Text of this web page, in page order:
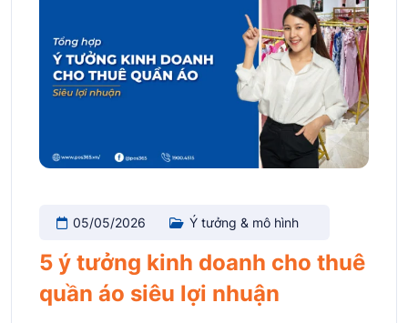
05/05/2026 Ý tưởng & mô hình
5 ý tưởng kinh doanh cho thuê
quần áo siêu lợi nhuận